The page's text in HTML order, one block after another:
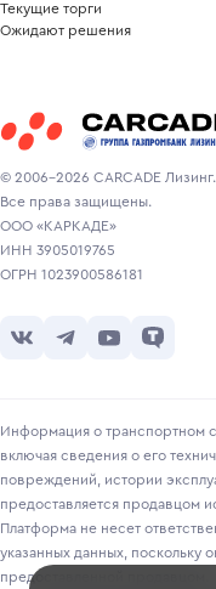
© 2006-2026 CARCADE Лизинг.
Все права защищены.
ООО «КАРКАДЕ»
ИНН 3905019765
ОГРН 1023900586181
Текущие торги
Ожидают решения
Информация о транспортном
включая сведения о его
повреждений, истории
предоставляется продавцом
Платформа не несет
указанных данных, поскольку
предоставленной продавцом.